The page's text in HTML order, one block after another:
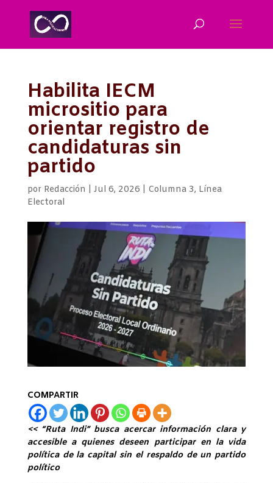
Habilita IECM
micrositio para
orientar registro de
candidaturas sin
partido
por Redacción Jul 6, 2026 Columna 3, Línea
Electoral
COMPARTIR
<< “Ruta Indi” busca acercar información clara y
accesible a quienes deseen participar en la vida
política de la capital sin el respaldo de un partido
político